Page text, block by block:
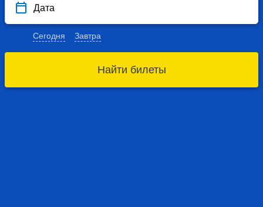
Дата
Сегодня Завтра
Найти билеты